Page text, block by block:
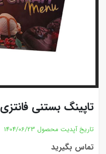
تاپینگ بستنی فانتزی 12 لگن
تاریخ آپدیت محصول 1404/06/23
تماس بگیرید